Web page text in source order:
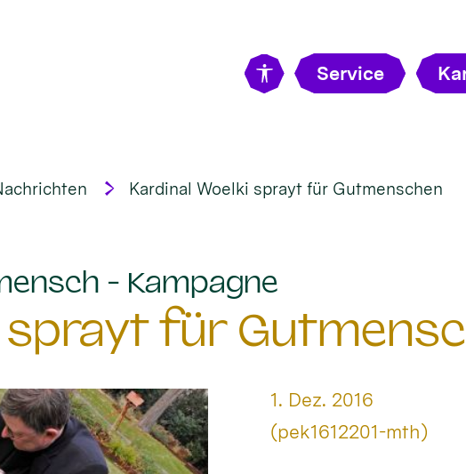
Service
Kardinal Woelki sprayt für Gutmenschen
- Kampagne
sprayt für
Datum:
1. Dez. 2016
Von:
(pek1612201-mth)